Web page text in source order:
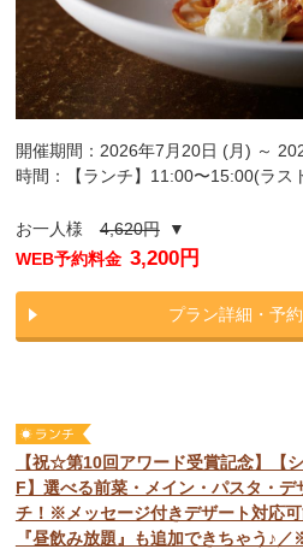
開催期間：2026年7月20日 (月) ～
時間：【ランチ】11:00〜15:00(ラス
お一人様4,620円▼
WEB予約料金 3,200円
プラン詳細・予
【祝☆第10回アワード受賞記念】【
F】選べる前菜・メイン・パスタ・
チ！※メッセージ付きデザート対応
『昼飲み放題』も追加できちゃう♪